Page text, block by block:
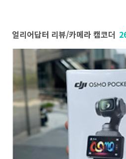
얼리어답터 리뷰/카메라 캠코더